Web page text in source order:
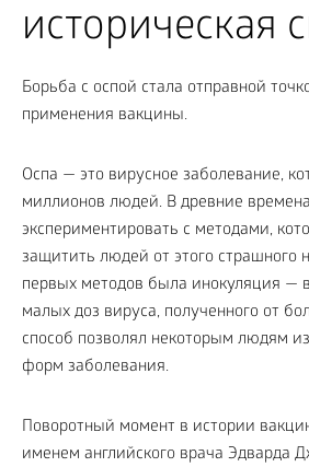
историческая
Борьба с оспой стала отправной
применения вакцины.
Оспа — это вирусное заболевание,
миллионов людей. В древние
экспериментировать с методами,
защитить людей от этого страшного
первых методов была инокуляция —
малых доз вируса, полученного от
способ позволял некоторым людям
форм заболевания.
Поворотный момент в истории
именем английского врача Эдварда